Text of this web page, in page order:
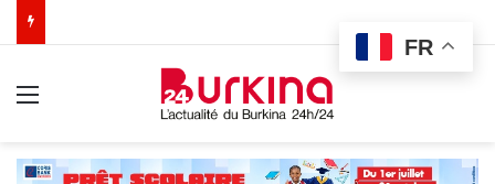
FR